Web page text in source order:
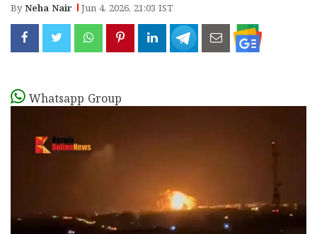
ByNeha Nair Jun 4, 2026, 21:03 IST
Whatsapp Group